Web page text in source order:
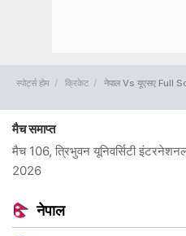
स्पोर्ट्स होम क्रिकेट नेपाल Vs यूएसए Full
मैच समाप्त
मैच 106, त्रिभुवन यूनिवर्सिटी
2026
नेपाल